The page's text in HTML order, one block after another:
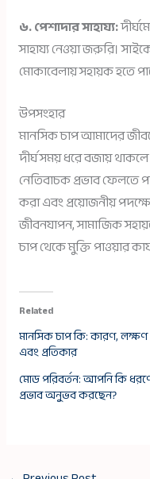
৬. পেশাদার সাহায্য:
সাহায্য নেওয়া জরুরি।
মোকাবেলায় সহায়ক হতে
উপসংহার
মানসিক চাপ আমাদের
দীর্ঘ সময় ধরে বজায়
নেতিবাচক প্রভাব ফেলতে
করা এবং প্রয়োজনীয়
জীবনযাপন, সামাজিক
চাপ থেকে মুক্তি পাওয়ার
Related
মানসিক চাপ কি: কারণ, লক্ষণ
এবং প্রতিকার
মোড পরিবর্তন: আপনি কি
প্রভাব অনুভব করছেন?